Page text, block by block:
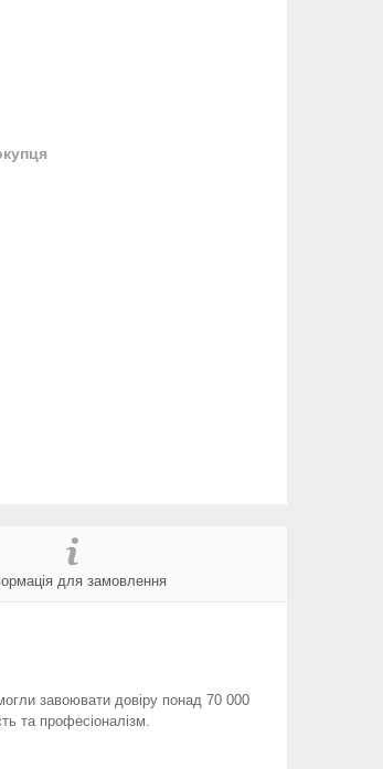
для замовлення
завоювати довіру понад 70 000
та професіоналізм.